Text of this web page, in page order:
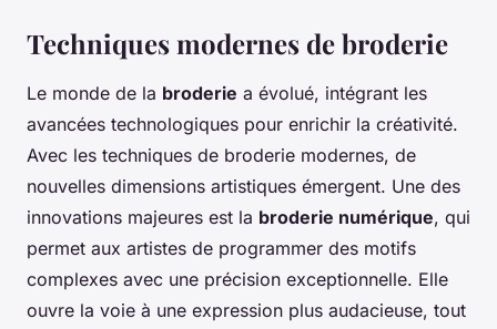
Techniques modernes de broderie
Le monde de la broderie a évolué, intégrant les
avancées technologiques pour enrichir la créativité.
Avec les techniques de broderie modernes, de
nouvelles dimensions artistiques émergent. Une des
innovations majeures est la broderie numérique, qui
permet aux artistes de programmer des motifs
complexes avec une précision exceptionnelle. Elle
ouvre la voie à une expression plus audacieuse, tout